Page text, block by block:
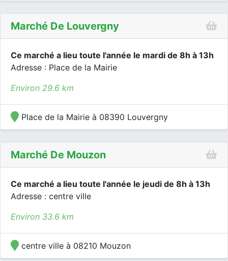
Marché De Louvergny
Ce marché a lieu toute l'année le mardi de 8h à 13h
Adresse : Place de la Mairie
Environ 29.6 km
Place de la Mairie à 08390 Louvergny
Marché De Mouzon
Ce marché a lieu toute l'année le jeudi de 8h à 13h
Adresse : centre ville
Environ 33.6 km
centre ville à 08210 Mouzon